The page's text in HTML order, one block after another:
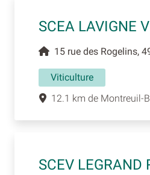
SCEA LAVIGNE
15 rue des Rogelins,
Viticulture
12.1 km de Montreuil-
SCEV LEGRAND